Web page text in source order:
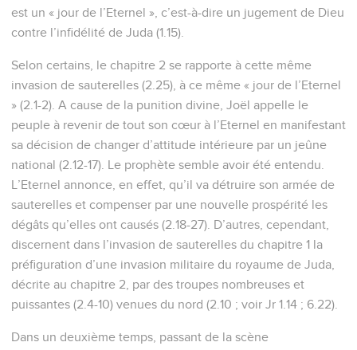
est un « jour de l’Eternel », c’est-à-dire un jugement de Dieu
contre l’infidélité de Juda (1.15).
Selon certains, le chapitre 2 se rapporte à cette même
invasion de sauterelles (2.25), à ce même « jour de l’Eternel
» (2.1-2). A cause de la punition divine, Joël appelle le
peuple à revenir de tout son cœur à l’Eternel en manifestant
sa décision de changer d’attitude intérieure par un jeûne
national (2.12-17). Le prophète semble avoir été entendu.
L’Eternel annonce, en effet, qu’il va détruire son armée de
sauterelles et compenser par une nouvelle prospérité les
dégâts qu’elles ont causés (2.18-27). D’autres, cependant,
discernent dans l’invasion de sauterelles du chapitre 1 la
préfiguration d’une invasion militaire du royaume de Juda,
décrite au chapitre 2, par des troupes nombreuses et
puissantes (2.4-10) venues du nord (2.10 ; voir Jr 1.14 ; 6.22).
Dans un deuxième temps, passant de la scène